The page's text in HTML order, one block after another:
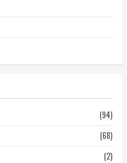
(94)
(68)
(2)